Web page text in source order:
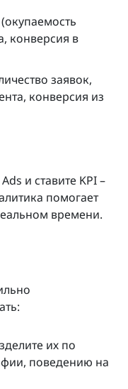
конверсия в
заявок,
конверсия из
и ставите KPI –
помогает
времени.
их по
поведению на